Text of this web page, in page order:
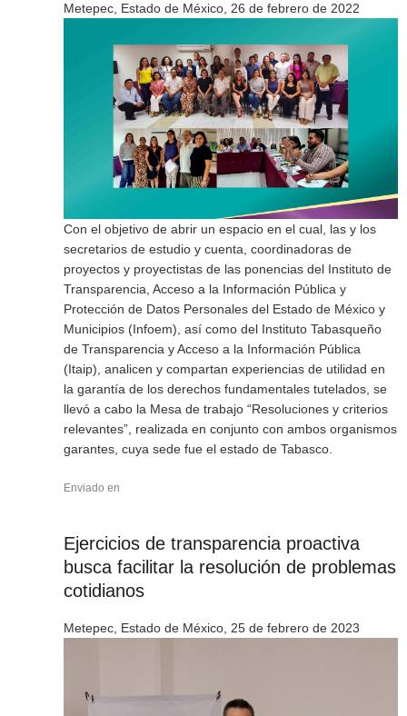
Metepec, Estado de México, 26 de febrero de 2022
Con el objetivo de abrir un espacio en el cual, las y los
secretarios de estudio y cuenta, coordinadoras de
proyectos y proyectistas de las ponencias del Instituto de
Transparencia, Acceso a la Información Pública y
Protección de Datos Personales del Estado de México y
Municipios (Infoem), así como del Instituto Tabasqueño
de Transparencia y Acceso a la Información Pública
(Itaip), analicen y compartan experiencias de utilidad en
la garantía de los derechos fundamentales tutelados, se
llevó a cabo la Mesa de trabajo “Resoluciones y criterios
relevantes”, realizada en conjunto con ambos organismos
garantes, cuya sede fue el estado de Tabasco.
Enviado en
Ejercicios de transparencia proactiva
busca facilitar la resolución de problemas
cotidianos
Metepec, Estado de México, 25 de febrero de 2023